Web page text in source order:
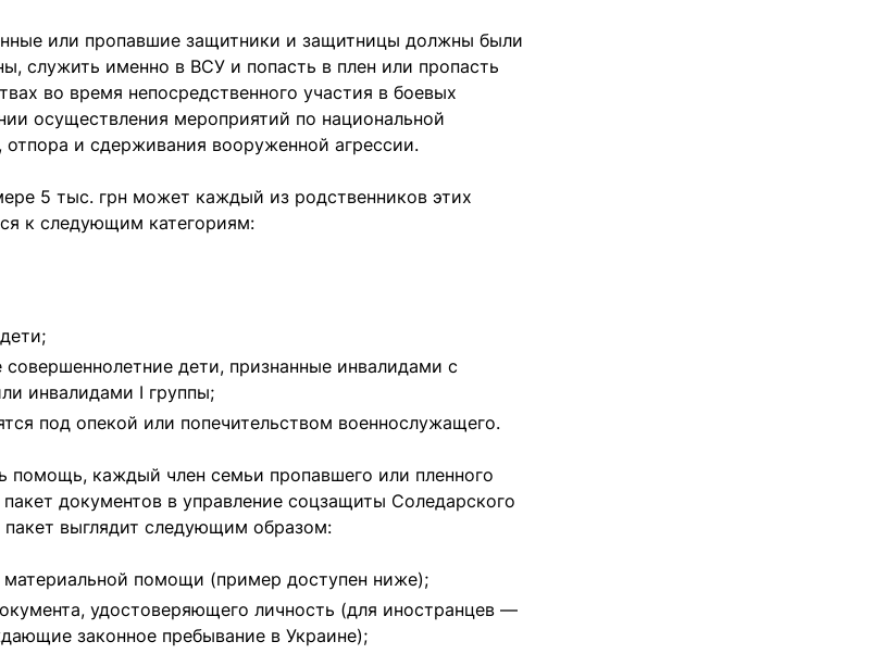
или пропавшие защитники и защитницы должны были
служить именно в ВСУ и попасть в плен или пропасть
во время непосредственного участия в боевых
осуществления мероприятий по национальной
отпора и сдерживания вооруженной агрессии.
5 тыс. грн может каждый из родственников этих
к следующим категориям:
дети, признанные инвалидами с
инвалидами I группы;
под опекой или попечительством военнослужащего.
помощь, каждый член семьи пропавшего или пленного
документов в управление соцзащиты Соледарского
пакет выглядит следующим образом:
материальной помощи (пример доступен ниже);
удостоверяющего личность (для иностранцев —
законное пребывание в Украине);